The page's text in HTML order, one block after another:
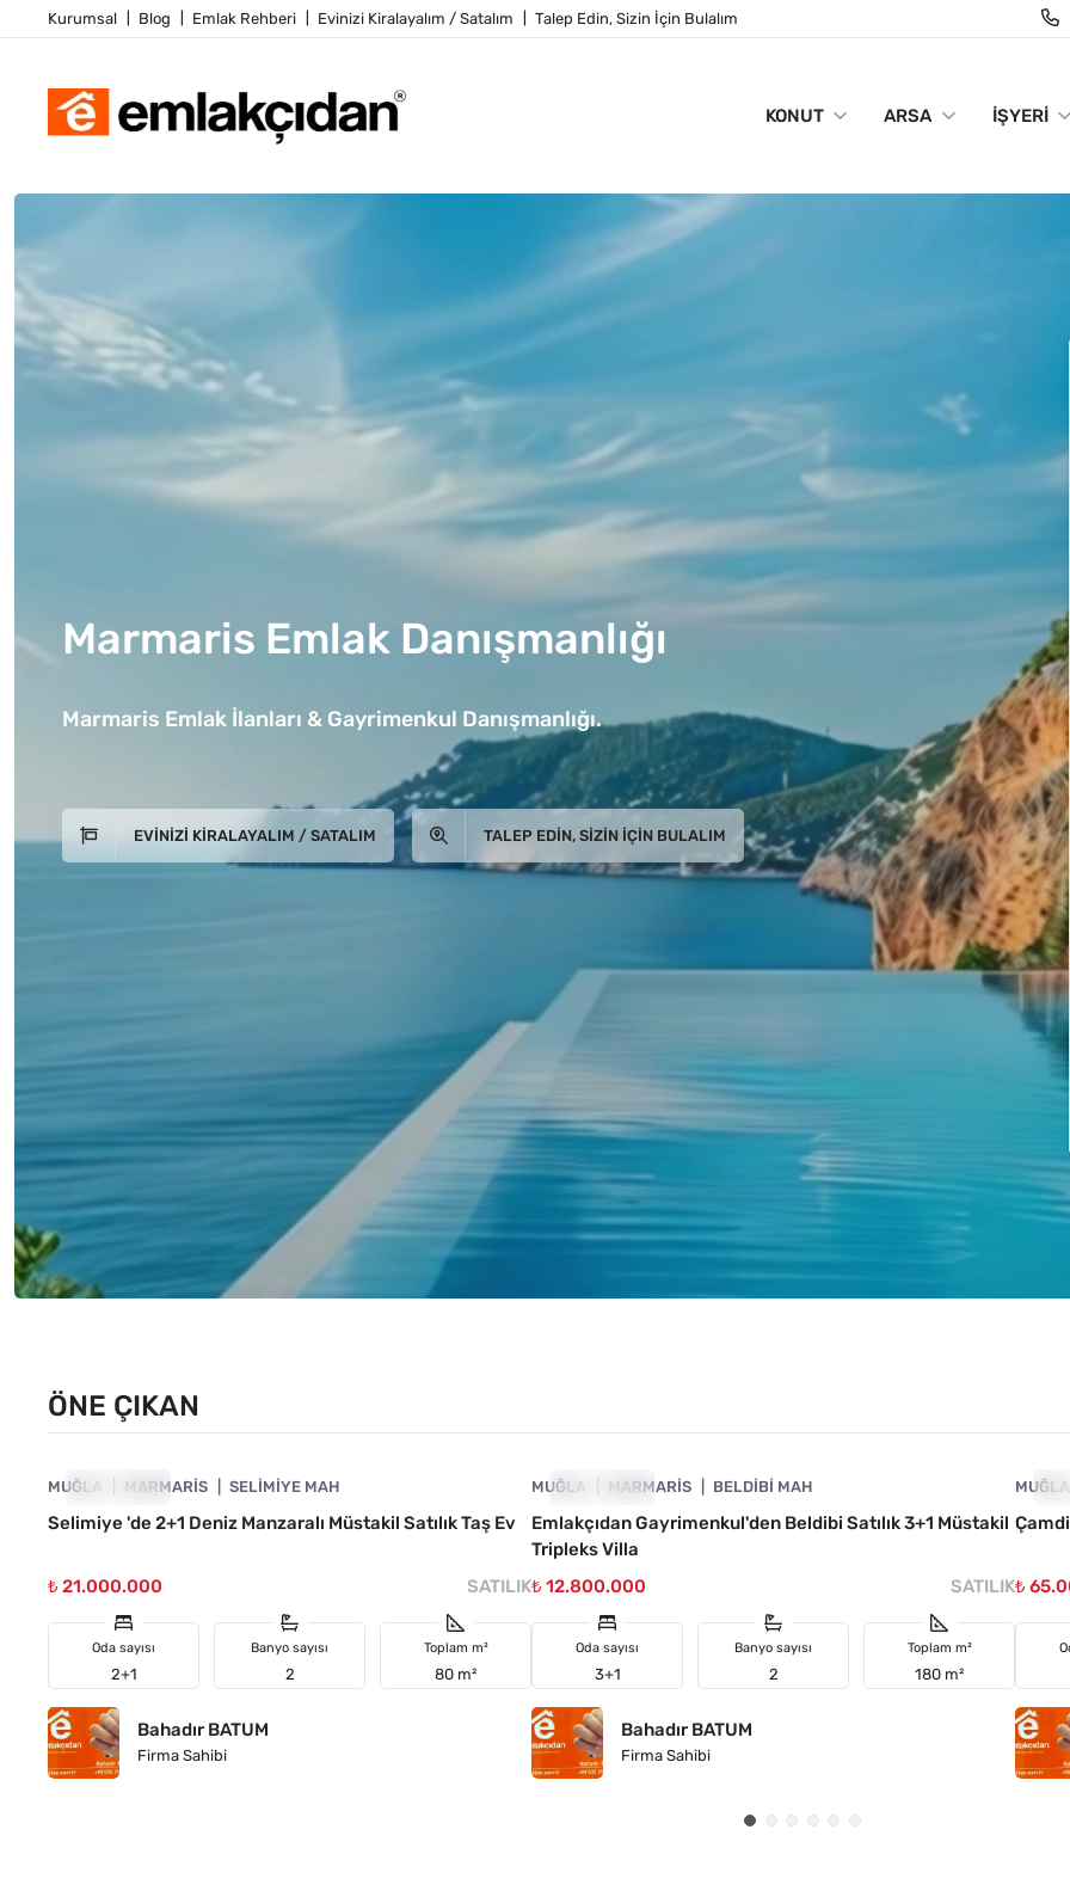
Kurumsal Blog Emlak Rehberi Evinizi Kiralayalım / Satalım Talep Edin, Sizin İçin Bulalım
KONUT ARSA İŞYERI
Marmaris Emlak Danışmanlığı
Marmaris Emlak İlanları & Gayrimenkul Danışmanlığı.
EVINIZI KIRALAYALIM / SATALIM TALEP EDIN, SIZIN İÇIN BULALIM
ÖNE ÇIKAN
ÖNE ÇIKAN
MUĞLA MARMARIS SELIMIYE MAH
Selimiye 'de 2+1 Deniz Manzaralı Müstakil Satılık Taş Ev
₺ 21.000.000 SATILIK
Oda sayısı
2+1
Banyo sayısı
2
Toplam m²
80 m²
Bahadır BATUM
Firma Sahibi
ÖNE ÇIKAN
MUĞLA MARMARIS BELDIBI MAH
Emlakçıdan Gayrimenkul'den Beldibi Satılık 3+1 Müstakil
Tripleks Villa
₺ 12.800.000
SATILIK
Oda sayısı
3+1
Banyo sayısı
2
Toplam m²
180 m²
Bahadır BATUM
Firma Sahibi
MUĞLA
₺